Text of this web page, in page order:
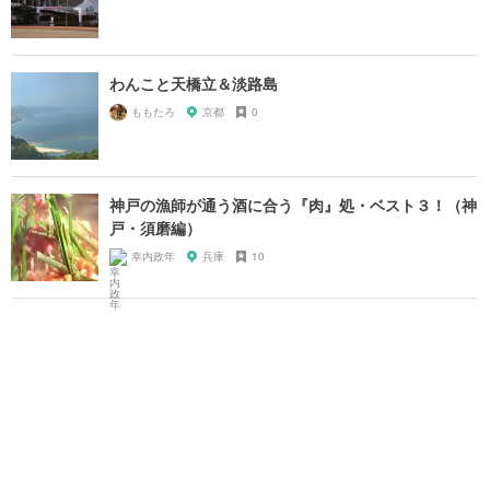
わんこと天橋立＆淡路島
ももたろ 京都 0
神戸の漁師が通う酒に合う『肉』処・ベスト３！（神
戸・須磨編）
幸内政年 兵庫 10